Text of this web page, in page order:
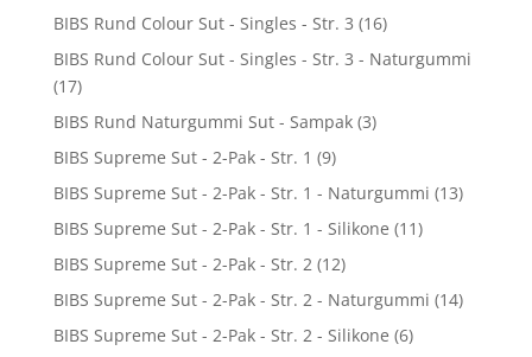
BIBS Rund Colour Sut - Singles - Str. 3 (16)
BIBS Rund Colour Sut - Singles - Str. 3 - Naturgummi
(17)
BIBS Rund Naturgummi Sut - Sampak (3)
BIBS Supreme Sut - 2-Pak - Str. 1 (9)
BIBS Supreme Sut - 2-Pak - Str. 1 - Naturgummi (13)
BIBS Supreme Sut - 2-Pak - Str. 1 - Silikone (11)
BIBS Supreme Sut - 2-Pak - Str. 2 (12)
BIBS Supreme Sut - 2-Pak - Str. 2 - Naturgummi (14)
BIBS Supreme Sut - 2-Pak - Str. 2 - Silikone (6)